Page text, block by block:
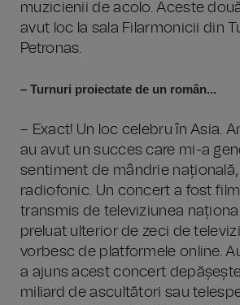
muzicienii de acolo. Aceste
avut loc la sala Filarmonicii din
Petronas.
– Turnuri proiectate de un român...
– Exact! Un loc celebru în Asia.
au avut un succes care mi-a
sentiment de mândrie
radiofonic. Un concert a fost
transmis de televiziunea
preluat ulterior de zeci de
vorbesc de platformele online.
a ajuns acest concert
miliard de ascultători sau